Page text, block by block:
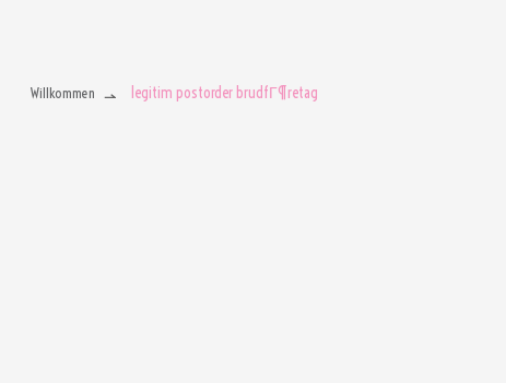
Willkommen legitim postorder brudfГ¶retag